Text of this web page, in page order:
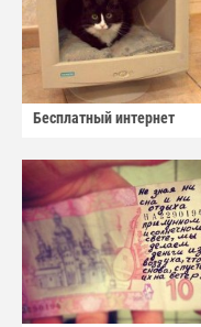
Бесплатный интернет